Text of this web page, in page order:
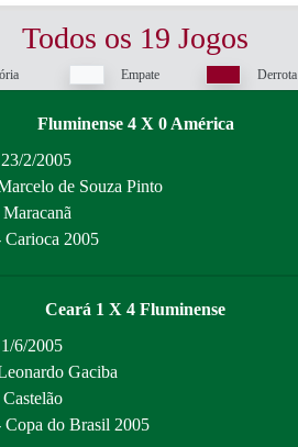
Todos os 19 Jogos
Empate Derrota
Fluminense 4 X 0 América
2/2005
de Souza Pinto
Carioca 2005
Ceará 1 X 4 Fluminense
6/2005
Gaciba
Copa do Brasil 2005